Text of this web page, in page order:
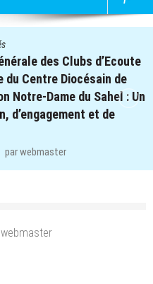
Quatre cent soixante-
des clubs d’écoute du
retrouvent le chemin de
régions de Koulsé et de
webmaster